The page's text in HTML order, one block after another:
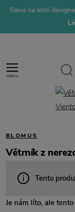
Sleva na letní
menu
BLOMUS
Větrník z
Tento
Je nám líto, ale